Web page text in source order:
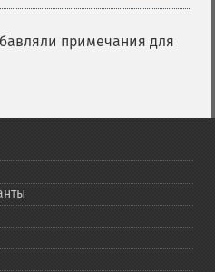
примечания для